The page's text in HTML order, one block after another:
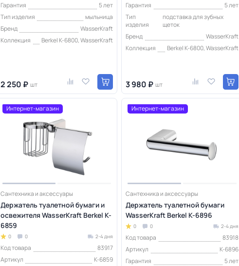
Гарантия
5 лет
Тип изделия
мыльница
Бренд
WasserKraft
Коллекция
Berkel K-6800, WasserKraft
2 250 ₽ шт
Гарантия
5 лет
Тип
изделия
подставка для зубных
щеток
Бренд
WasserKraft
Коллекция
Berkel K-6800, WasserKraft
3 980 ₽ шт
Интернет-магазин
Сантехника и аксессуары
Держатель туалетной бумаги и
освежителя WasserKraft Berkel K-
6859
0 0 2-4 дня
Код товара
83917
Артикул
K-6859
Интернет-магазин
Сантехника и аксессуары
Держатель туалетной бумаги
WasserKraft Berkel K-6896
0 0 2-4 дня
Код товара
83918
Артикул
K-6896
Гарантия
5 лет